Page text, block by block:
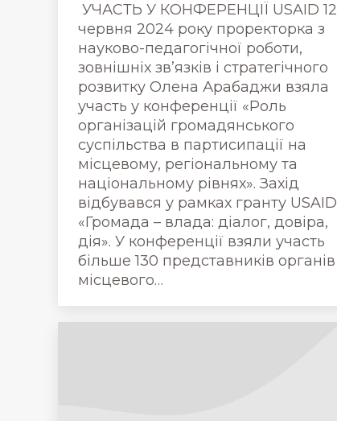
УЧАСТЬ У КОНФЕРЕНЦІЇ USAID 12
червня 2024 року проректорка з
науково-педагогічної роботи,
зовнішніх зв’язків і стратегічного
розвитку Олена Арабаджи взяла
участь у конференції «Роль
організацій громадянського
суспільства в партисипації на
місцевому, регіональному та
національному рівнях». Захід
відбувався у рамках гранту USAID
«Громада – влада: діалог, довіра,
дія». У конференції взяли участь
більше 130 представників органів
місцевого…